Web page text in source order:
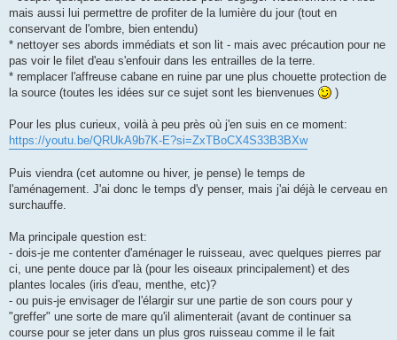
mais aussi lui permettre de profiter de la lumière du jour (tout en
conservant de l'ombre, bien entendu)
* nettoyer ses abords immédiats et son lit - mais avec précaution pour ne
pas voir le filet d'eau s'enfouir dans les entrailles de la terre.
* remplacer l'affreuse cabane en ruine par une plus chouette protection de
la source (toutes les idées sur ce sujet sont les bienvenues
)
Pour les plus curieux, voilà à peu près où j'en suis en ce moment:
https://youtu.be/QRUkA9b7K-E?si=ZxTBoCX4S33B3BXw
Puis viendra (cet automne ou hiver, je pense) le temps de
l'aménagement. J'ai donc le temps d'y penser, mais j'ai déjà le cerveau en
surchauffe.
Ma principale question est:
- dois-je me contenter d'aménager le ruisseau, avec quelques pierres par
ci, une pente douce par là (pour les oiseaux principalement) et des
plantes locales (iris d'eau, menthe, etc)?
- ou puis-je envisager de l'élargir sur une partie de son cours pour y
"greffer" une sorte de mare qu'il alimenterait (avant de continuer sa
course pour se jeter dans un plus gros ruisseau comme il le fait